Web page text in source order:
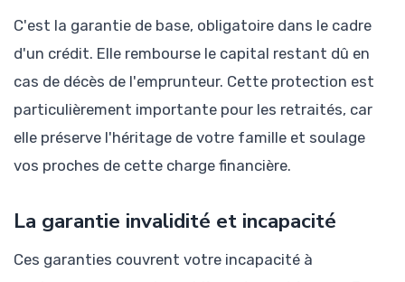
C'est la garantie de base, obligatoire dans le cadre
d'un crédit. Elle rembourse le capital restant dû en
cas de décès de l'emprunteur. Cette protection est
particulièrement importante pour les retraités, car
elle préserve l'héritage de votre famille et soulage
vos proches de cette charge financière.
La garantie invalidité et incapacité
Ces garanties couvrent votre incapacité à